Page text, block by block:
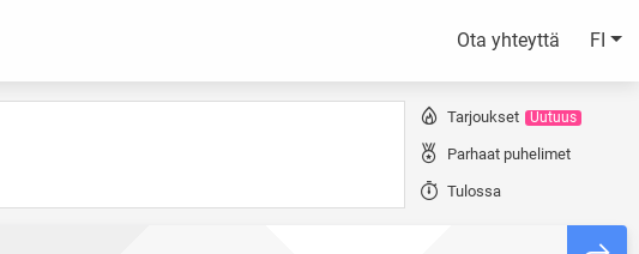
Ota yhteyttä FI
Tarjoukset Uutuus
Parhaat puhelimet
Tulossa